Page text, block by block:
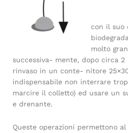
con il suo
molto
successiva- mente, dopo circa 2
rinvaso in un conte- nitore
indispensabile non interrare
marcire il colletto) ed usare un
e drenante.
Queste operazioni permettono